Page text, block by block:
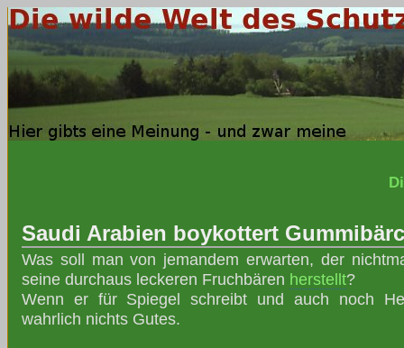
Saudi Arabien boykottert
Was soll man von jemandem erwarten, der
seine durchaus leckeren Fruchbären herstellt?
Wenn er für Spiegel schreibt und auch noch
wahrlich nichts Gutes.